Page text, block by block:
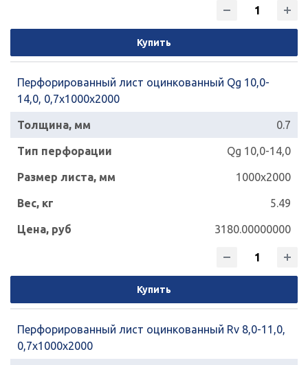
Купить
Перфорированный лист оцинкованный Qg 10,0-
14,0, 0,7х1000х2000
0.7
Qg 10,0-14,0
1000x2000
5.49
3180.00000000
Купить
Перфорированный лист оцинкованный Rv 8,0-11,0,
0,7х1000х2000